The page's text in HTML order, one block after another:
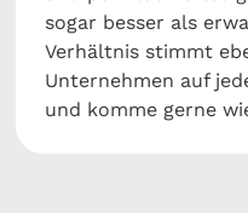
sogar besser als
Verhältnis stimmt
Unternehmen auf
und komme gerne